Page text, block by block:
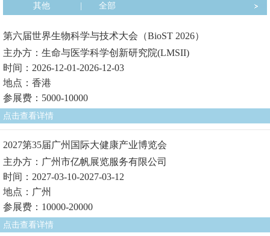
其他
全部
第六届世界生物科学与技术大会（BioST 2026）
主办方：生命与医学科学创新研究院(LMSII)
时间：2026-12-01-2026-12-03
地点：香港
参展费：5000-10000
点击查看详情
2027第35届广州国际大健康产业博览会
主办方：广州市亿帆展览服务有限公司
时间：2027-03-10-2027-03-12
地点：广州
参展费：10000-20000
点击查看详情